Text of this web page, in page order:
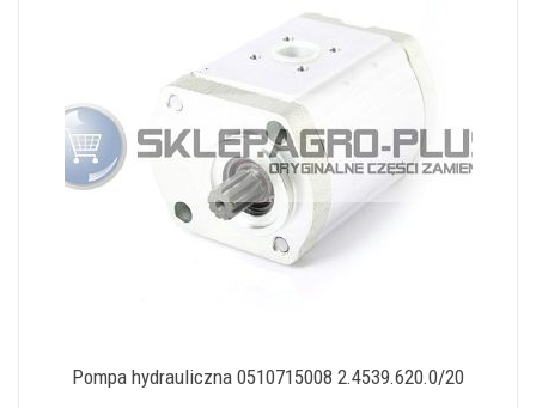
Pompa hydrauliczna 0510715008 2.4539.620.0/20